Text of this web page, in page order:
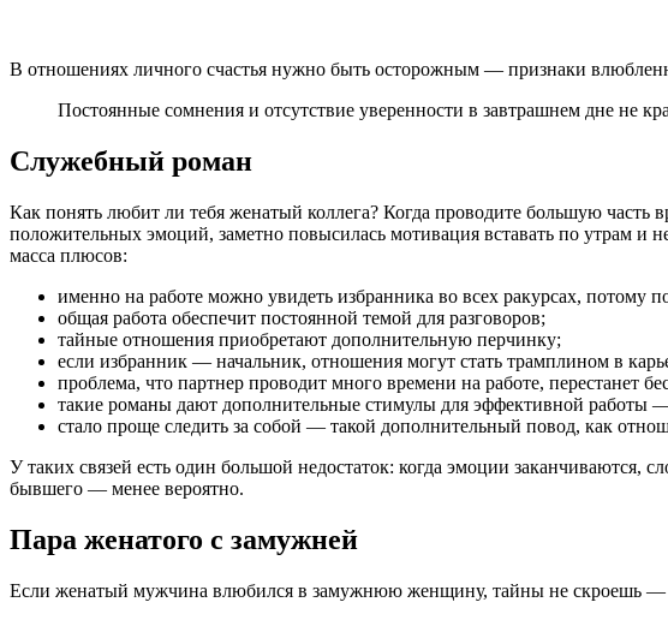
В отношениях личного счастья нужно быть осторожным — признаки
Постоянные сомнения и отсутствие уверенности в завтрашнем дне не
Служебный роман
Как понять любит ли тебя женатый коллега? Когда проводите большую часть
положительных эмоций, заметно повысилась мотивация вставать по утрам и
масса плюсов:
именно на работе можно увидеть избранника во всех ракурсах, потому
общая работа обеспечит постоянной темой для разговоров;
тайные отношения приобретают дополнительную перчинку;
если избранник — начальник, отношения могут стать трамплином в
проблема, что партнер проводит много времени на работе, перестанет
такие романы дают дополнительные стимулы для эффективной работы
стало проще следить за собой — такой дополнительный повод, как
У таких связей есть один большой недостаток: когда эмоции
бывшего — менее вероятно.
Пара женатого с замужней
Если женатый мужчина влюбился в замужнюю женщину, тайны не скроешь —